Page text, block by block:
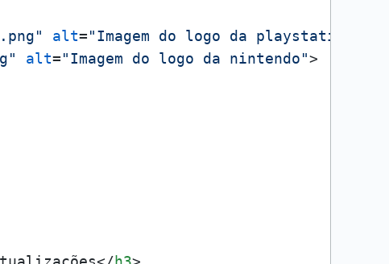
alt="Imagem do logo da playstation"
alt="Imagem do logo da nintendo">